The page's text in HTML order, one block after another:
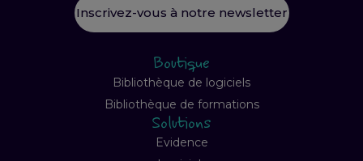
Inscrivez-vous à notre newsletter
Boutique
Bibliothèque de logiciels
Bibliothèque de formations
Solutions
Evidence